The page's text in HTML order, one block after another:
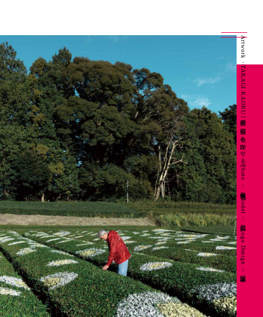
Artwork：TAKAGI KAORU「抜里の茶畑に色を咲かせる」 Photo：良知慎也 Model：山田昇 Logo Design：坂本陽一